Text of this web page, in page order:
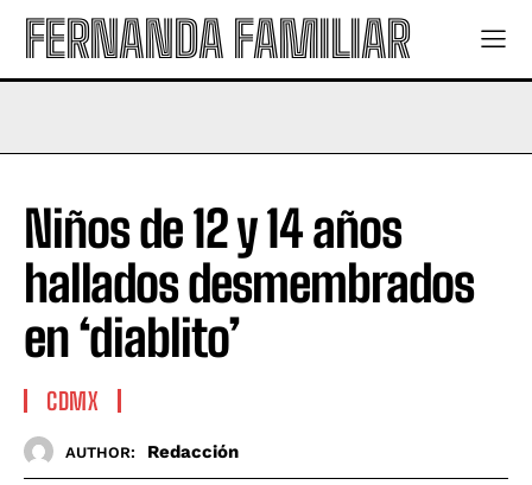
FERNANDA FAMILIAR
Niños de 12 y 14 años
hallados desmembrados
en ‘diablito’
CDMX
AUTHOR: Redacción